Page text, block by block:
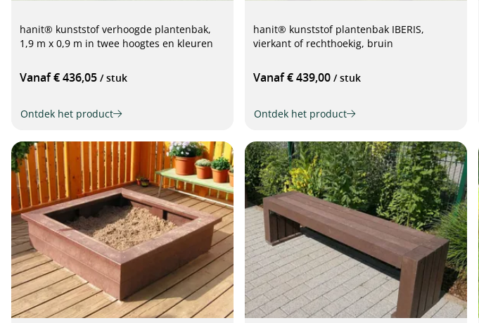
hanit® kunststof verhoogde plantenbak,
1,9 m x 0,9 m in twee hoogtes en kleuren
Vanaf € 436,05 / stuk
Ontdek het product
hanit® kunststof plantenbak IBERIS,
vierkant of rechthoekig, bruin
Vanaf € 439,00 / stuk
Ontdek het product